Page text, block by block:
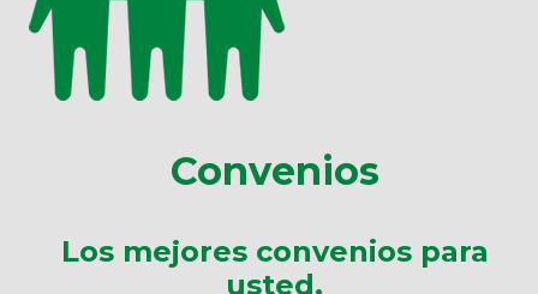
Convenios
Los mejores convenios para
usted.